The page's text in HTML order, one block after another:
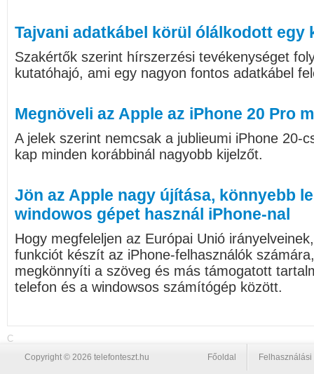
Tajvani adatkábel körül ólálkodott egy
Szakértők szerint hírszerzési tevékenységet
kutatóhajó, ami egy nagyon fontos adatkábel
Megnöveli az Apple az iPhone 20 Pro
A jelek szerint nemcsak a jublieumi iPhone 20-
kap minden korábbinál nagyobb kijelzőt.
Jön az Apple nagy újítása, könnyebb
windowos gépet használ iPhone-nal
Hogy megfeleljen az Európai Unió
funkciót készít az iPhone-felhasználók
megkönnyíti a szöveg és más támogatott
telefon és a windowsos számítógép között.
C
Copyright © 2026 telefonteszt.hu Főoldal